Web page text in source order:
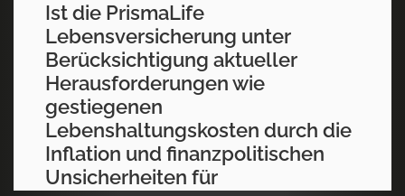
Ist die PrismaLife
Lebensversicherung unter
Berücksichtigung aktueller
Herausforderungen wie
gestiegenen
Lebenshaltungskosten durch die
Inflation und finanzpolitischen
Unsicherheiten für